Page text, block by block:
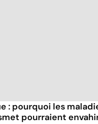
: pourquoi les
pourraient